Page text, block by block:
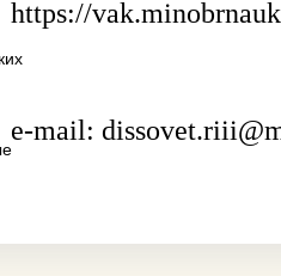
https://
e-mail: